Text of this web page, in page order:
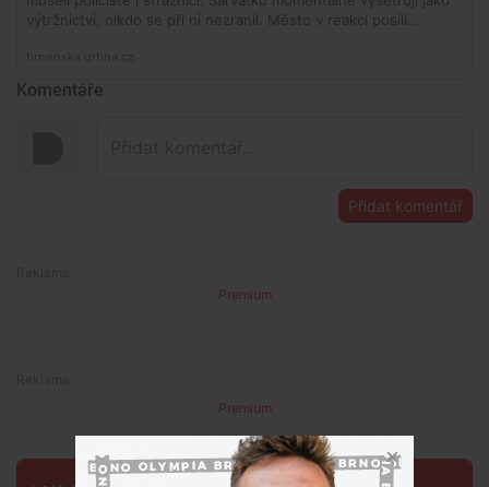
Komentáře
Přidat komentář
Premium
Premium